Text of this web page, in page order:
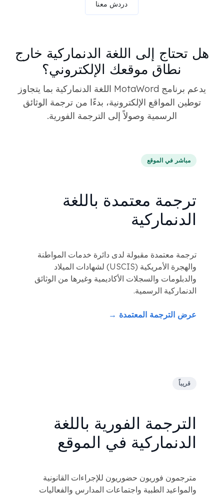
دردش معنا
هل تحتاج إلى اللغة الدنماركية خارج
نطاق موقعك الإلكتروني؟
يدعم برنامج MotaWord اللغة الدنماركية بما يتجاوز
توطين المواقع الإلكترونية، بدءًا من ترجمة الوثائق
الرسمية وصولاً إلى الترجمة الفورية.
مباشر في الموقع
ترجمة معتمدة باللغة
الدنماركية
ترجمة معتمدة مقبولة لدى دائرة خدمات المواطنة
والهجرة الأمريكية (USCIS) لشهادات الميلاد
والدبلومات والسجلات الأكاديمية وغيرها من الوثائق
الدنماركية الرسمية.
عرض الترجمة المعتمدة →
قريباً
الترجمة الفورية باللغة
الدنماركية في الموقع
مترجمون فوريون حضوريون للإجراءات القانونية
والمواعيد الطبية واجتماعات المدارس والفعاليات